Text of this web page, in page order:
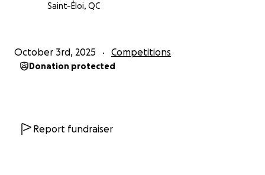
Saint-Éloi, QC
October 3rd, 2025 Competitions
Donation protected
Report fundraiser